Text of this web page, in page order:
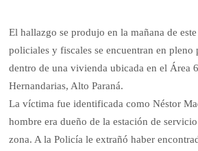
El hallazgo se produjo en la mañana de
policiales y fiscales se encuentran en
dentro de una vivienda ubicada en el Área
Hernandarias, Alto Paraná.
La víctima fue identificada como Néstor
hombre era dueño de la estación de
zona. A la Policía le extrañó haber